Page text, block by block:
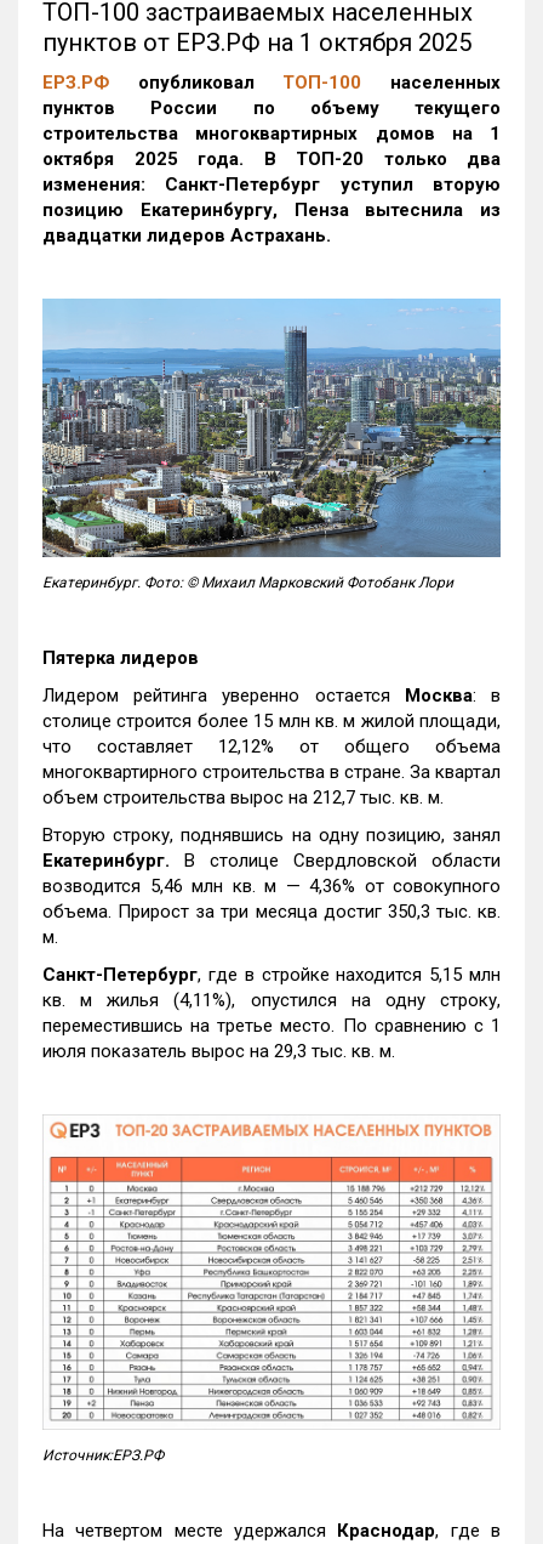
ТОП-100 застраиваемых населенных
пунктов от ЕРЗ.РФ на 1 октября 2025
ЕРЗ.РФ опубликовал ТОП-100 населенных
пунктов России по объему текущего
строительства многоквартирных домов на 1
октября 2025 года. В ТОП-20 только два
изменения: Санкт-Петербург уступил вторую
позицию Екатеринбургу, Пенза вытеснила из
двадцатки лидеров Астрахань.
Екатеринбург. Фото: © Михаил Марковский Фотобанк Лори
Пятерка лидеров
Лидером рейтинга уверенно остается
Москва: в
столице строится более 15 млн кв. м жилой площади,
что составляет 12,12% от общего объема
многоквартирного строительства в стране. За квартал
объем строительства вырос на 212,7 тыс. кв. м.
Вторую строку, поднявшись на одну позицию, занял
Екатеринбург.
В столице Свердловской области
возводится 5,46 млн кв. м — 4,36% от совокупного
объема. Прирост за три месяца достиг 350,3 тыс. кв.
м.
Санкт-Петербург, где в стройке находится 5,15 млн
кв. м жилья (4,11%), опустился на одну строку,
переместившись на третье место. По сравнению с 1
июля показатель вырос на 29,3 тыс. кв. м.
Источник:ЕРЗ.РФ
На четвертом месте удержался Краснодар, где в